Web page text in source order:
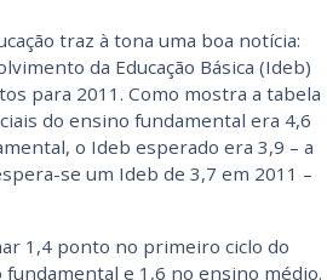
traz à tona uma boa notícia:
da Educação Básica (Ideb)
para 2011. Como mostra a tabela
do ensino fundamental era 4,6
o Ideb esperado era 3,9 – a
se um Ideb de 3,7 em 2011 –
1,4 ponto no primeiro ciclo do
e 1,6 no ensino médio.